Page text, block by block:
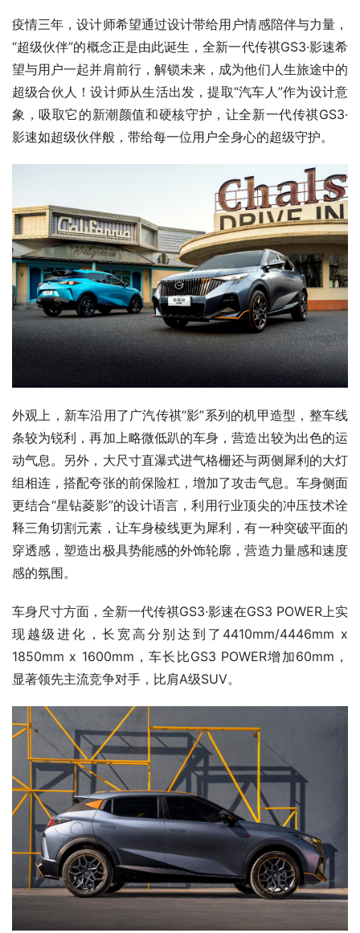
疫情三年，设计师希望通过设计带给用户情感陪伴与力量，
“超级伙伴”的概念正是由此诞生，全新一代传祺GS3·影速希
望与用户一起并肩前行，解锁未来，成为他们人生旅途中的
超级合伙人！设计师从生活出发，提取“汽车人”作为设计意
象，吸取它的新潮颜值和硬核守护，让全新一代传祺GS3·
影速如超级伙伴般，带给每一位用户全身心的超级守护。
外观上，新车沿用了广汽传祺“影”系列的机甲造型，整车线
条较为锐利，再加上略微低趴的车身，营造出较为出色的运
动气息。另外，大尺寸直瀑式进气格栅还与两侧犀利的大灯
组相连，搭配夸张的前保险杠，增加了攻击气息。车身侧面
更结合“星钻菱影”的设计语言，利用行业顶尖的冲压技术诠
释三角切割元素，让车身棱线更为犀利，有一种突破平面的
穿透感，塑造出极具势能感的外饰轮廓，营造力量感和速度
感的氛围。
车身尺寸方面，全新一代传祺GS3·影速在GS3 POWER上实
现越级进化，长宽高分别达到了4410mm/4446mm x
1850mm x 1600mm，车长比GS3 POWER增加60mm，
显著领先主流竞争对手，比肩A级SUV。